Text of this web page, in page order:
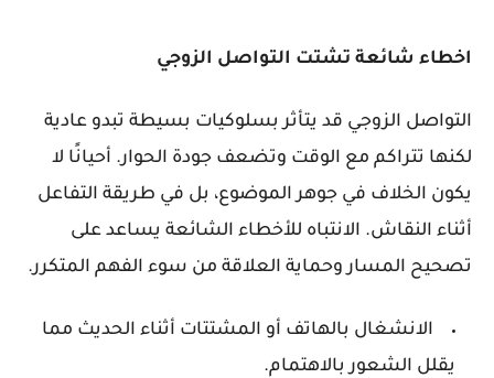
اخطاء شائعة تشتت التواصل الزوجي
التواصل الزوجي قد يتأثر بسلوكيات بسيطة تبدو عادية
لكنها تتراكم مع الوقت وتضعف جودة الحوار. أحيانًا لا
يكون الخلاف في جوهر الموضوع، بل في طريقة التفاعل
أثناء النقاش. الانتباه للأخطاء الشائعة يساعد على
تصحيح المسار وحماية العلاقة من سوء الفهم المتكرر.
الانشغال بالهاتف أو المشتتات أثناء الحديث مما
يقلل الشعور بالاهتمام.